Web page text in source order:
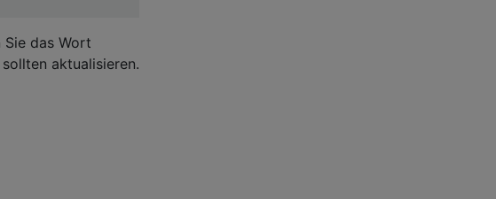
Sie das Wort
aktualisieren.